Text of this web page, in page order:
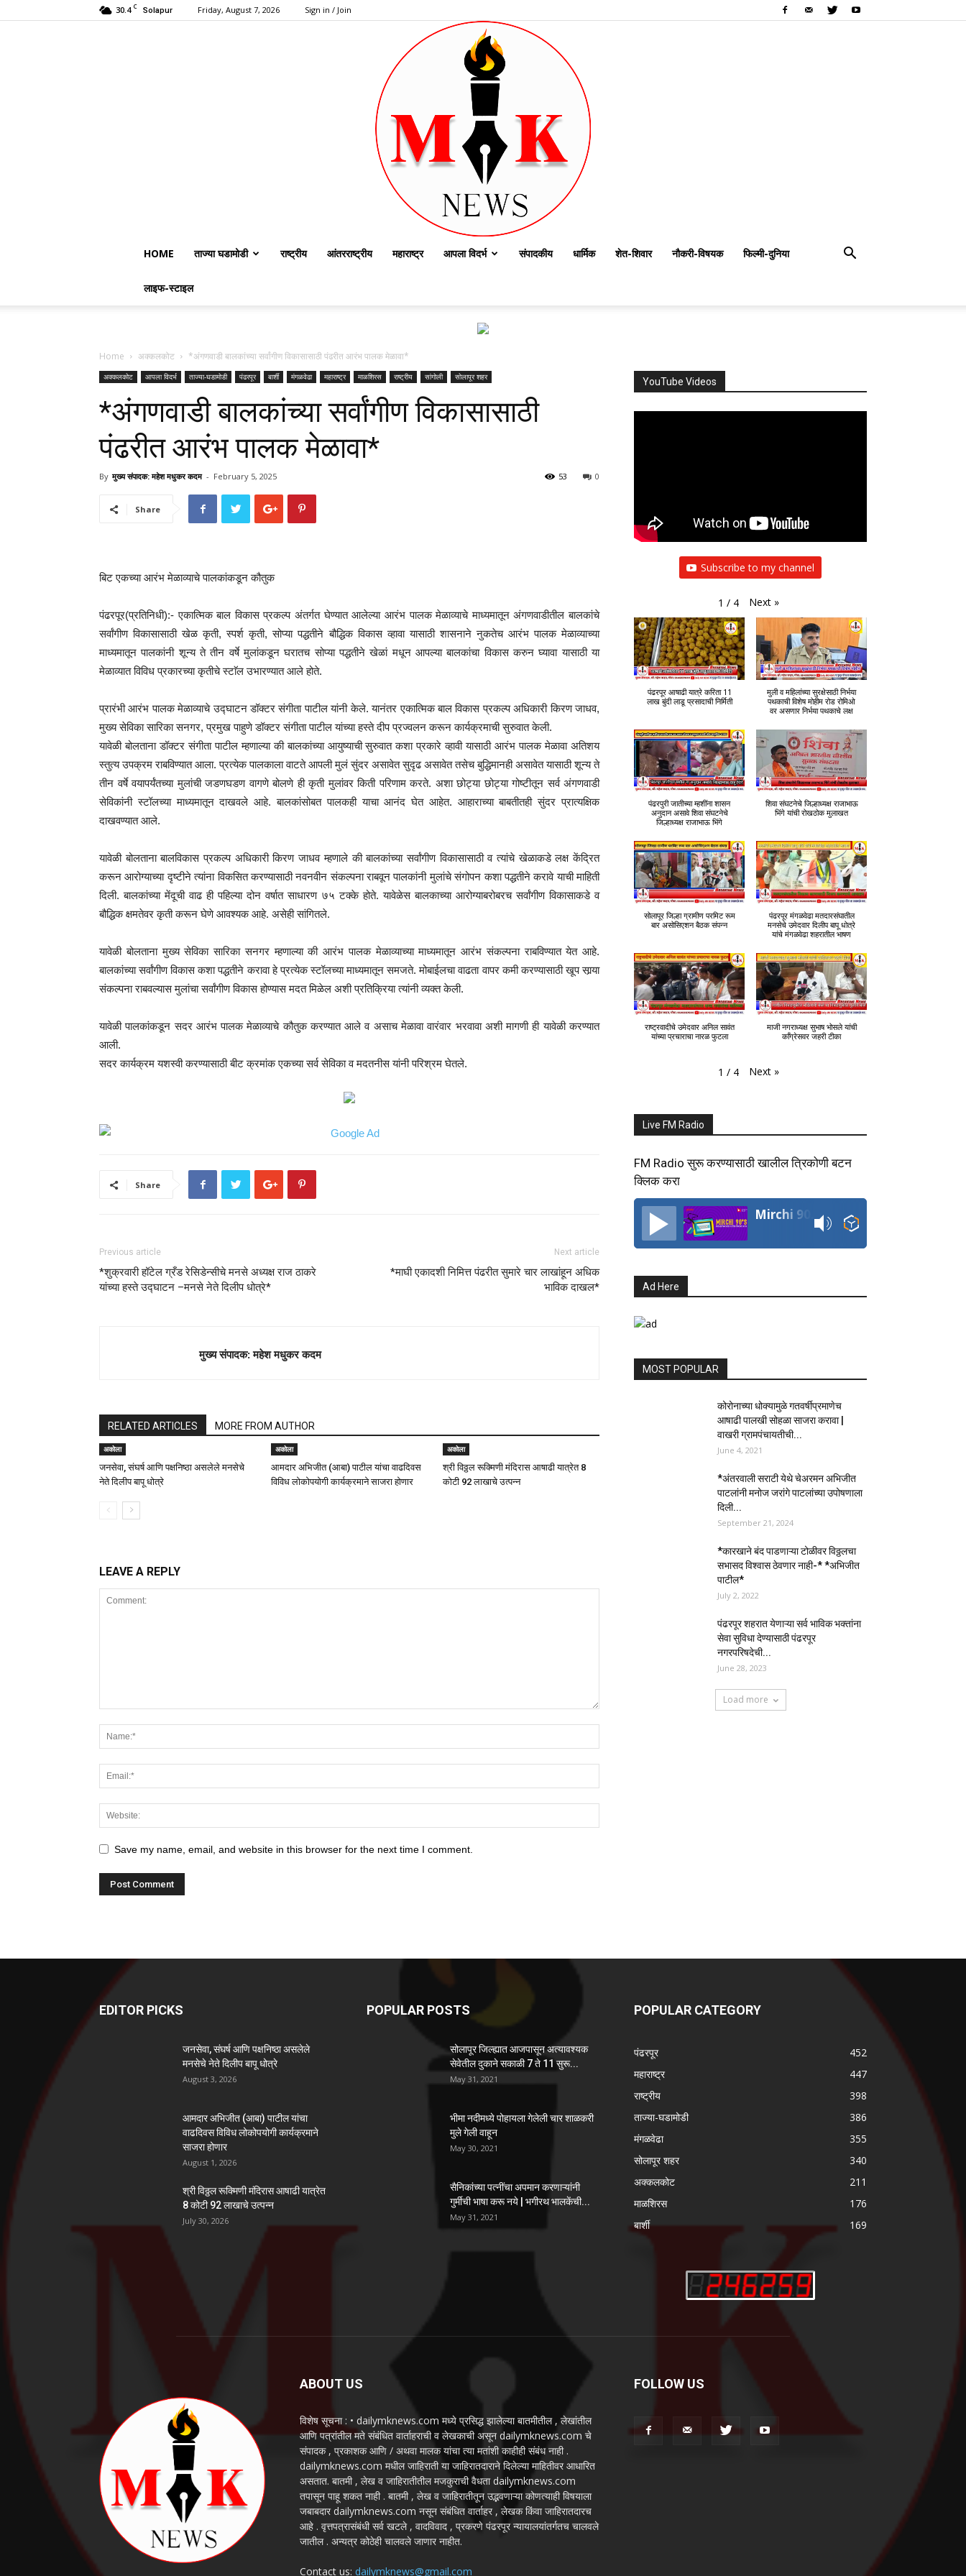
30.4 C Solapur Friday, August 7, 2026 Sign in / Join
HOME ताज्या घडामोडी राष्ट्रीय आंतरराष्ट्रीय महाराष्ट्र आपला विदर्भ संपादकीय धार्मिक शेत-शिवार नौकरी-विषयक फिल्मी-दुनिया
लाइफ-स्टाइल
Home अक्कलकोट *अंगणवाडी बालकांच्या सर्वांगीण विकासासाठी पंढरीत आरंभ पालक मेळावा*
अक्कलकोट आपला विदर्भ ताज्या-घडामोडी पंढरपूर बार्शी मंगळवेढा महाराष्ट्र माळशिरस राष्ट्रीय सांगोली सोलापूर शहर
*अंगणवाडी बालकांच्या सर्वांगीण विकासासाठी
पंढरीत आरंभ पालक मेळावा*
By मुख्य संपादक: महेश मधुकर कदम - February 5, 2025 0
53
Share
बिट एकच्या आरंभ मेळाव्याचे पालकांकडून कौतुक
पंढरपूर(प्रतिनिधी):- एकात्मिक बाल विकास प्रकल्प अंतर्गत घेण्यात आलेल्या आरंभ पालक मेळाव्याचे माध्यमातून अंगणवाडीतील बालकांचे
सर्वांगीण विकासासाठी खेळ कृती, स्पर्श कृती, सोप्या पद्धतीने बौद्धिक विकास व्हावा यासाठी शासनाने नुकतेच आरंभ पालक मेळाव्याच्या
माध्यमातून पालकांनी शून्य ते तीन वर्षे मुलांकडून घरातच सोप्या पद्धतीने खेळां मधून आपल्या बालकांचा विकास करुन घ्यावा यासाठी या
मेळाव्यात विविध प्रकारच्या कृतीचे स्टाॅल उभारण्यात आले होते.
प्रारंभी आरंभ पालक मेळाव्याचे उद्घाटन डॉक्टर संगीता पाटील यांनी केले. यानंतर एकात्मिक बाल विकास प्रकल्प अधिकारी किरण जाधव,
मुख्य सेविका सारिका सनगर, प्रमुख पाहुणे डॉक्टर संगीता पाटील यांच्या हस्ते दीप प्रज्वलन करून कार्यक्रमाची सुरुवात केली.
यावेळी बोलताना डॉक्टर संगीता पाटील म्हणाल्या की बालकांच्या आयुष्याची सुरुवात कशा प्रकारे व्हावी यासाठी आरंभ पालक मेळावा अतिशय
स्तुत्य उपक्रम राबविण्यात आला. प्रत्येक पालकाला वाटते आपली मुलं सुंदर असावेत सुदृढ असावेत तसेच बुद्धिमानही असावेत यासाठी शून्य ते
तीन वर्षे वयापर्यंतच्या मुलांची जडणघडण वागणे बोलणे ही कृती मुलांवर किती परिणाम करते. अशा छोट्या छोट्या गोष्टीतून सर्व अंगणवाडी
सेविकांनी स्टॉलच्या माध्यमातून दाखवले आहे. बालकांसोबत पालकही याचा आनंद घेत आहेत. आहाराच्या बाबतीतही सुंदर प्रात्यक्षिक
दाखवण्यात आले.
यावेळी बोलताना बालविकास प्रकल्प अधिकारी किरण जाधव म्हणाले की बालकांच्या सर्वांगीण विकासासाठी व त्यांचे खेळाकडे लक्ष केंद्रित
करून आरोग्याच्या दृष्टीने त्यांना विकसित करण्यासाठी नवनवीन संकल्पना राबवून पालकांनी मुलांचे संगोपन कशा पद्धतीने करावे याची माहिती
दिली. बालकांच्या मेंदूची वाढ ही पहिल्या दोन वर्षात साधारण ७५ टक्के होते. यावेळेस बालकाच्या आरोग्याबरोबरच सर्वांगीण विकासाकडे व
बौद्धिक क्षमतेवर कृती करून घेणे आवश्यक आहे. असेही सांगितले.
यावेळी बोलताना मुख्य सेविका सारिका सनगर म्हणाल्या की आरंभ पालक मेळाव्याच्या माध्यमातून आरंभ संकल्पना राबविण्यात येत आहे.
बालकांच्या सर्वांगीण विकास कशा पद्धतीने करावा हे प्रत्येक स्टॉलच्या माध्यमातून समजते. मोबाईलचा वाढता वापर कमी करण्यासाठी खूप सार्‍या
संकल्पना राबवल्यास मुलांचा सर्वांगीण विकास होण्यास मदत मिळेल अशी प्रतिक्रिया त्यांनी व्यक्त केली.
यावेळी पालकांकडून सदर आरंभ पालक मेळाव्याचे कौतुक करण्यात आले व असाच मेळावा वारंवार भरवावा अशी मागणी ही यावेळी करण्यात
आली.
सदर कार्यक्रम यशस्वी करण्यासाठी बीट क्रमांक एकच्या सर्व सेविका व मदतनीस यांनी परिश्रम घेतले.
Share
Previous article
*शुक्रवारी हॉटेल ग्रँड रेसिडेन्सीचे मनसे अध्यक्ष राज ठाकरे
यांच्या हस्ते उद्घाटन –मनसे नेते दिलीप धोत्रे*
Next article
*माघी एकादशी निमित्त पंढरीत सुमारे चार लाखांहून अधिक
भाविक दाखल*
मुख्य संपादक: महेश मधुकर कदम
RELATED ARTICLES MORE FROM AUTHOR
अकोला
जनसेवा, संघर्ष आणि पक्षनिष्ठा असलेले मनसेचे
नेते दिलीप बापू धोत्रे
अकोला
आमदार अभिजीत (आबा) पाटील यांचा वाढदिवस
विविध लोकोपयोगी कार्यक्रमाने साजरा होणार
अकोला
श्री विठ्ठल रूक्मिणी मंदिरास आषाढी यात्रेत 8
कोटी 92 लाखाचे उत्पन्न
LEAVE A REPLY
Save my name, email, and website in this browser for the next time I comment.
YouTube Videos
Subscribe to my channel
1 / 4 Next »
पंढरपूर आषाढी यात्रे करिता 11
लाख बुंदी लाडू प्रसादाची निर्मिती
मुली व महिलांच्या सुरक्षेसाठी निर्भया
पथकाची विशेष मोहीम रोड रोमिओ
वर असणार निर्भया पथकाचे लक्ष
पंढरपुरी जातीच्या म्हशींना शासन
अनुदान असावे शिवा संघटनेचे
जिल्हाध्यक्ष राजाभाऊ भिंगे
शिवा संघटनेचे जिल्हाध्यक्ष राजाभाऊ
भिंगे यांची रोखठोक मुलाखत
सोलापूर जिल्हा ग्रामीण परमिट रूम
बार असोसिएशन बैठक संपन्न
पंढरपूर मंगळवेढा मतदारसंघातील
मनसेचे उमेदवार दिलीप बापू धोत्रे
यांचे मंगळवेढा शहरातील भाषण
राष्ट्रवादीचे उमेदवार अनिल सावंत
यांच्या प्रचाराचा नारळ फुटला
माजी नगराध्यक्ष सुभाष भोसले यांची
काँग्रेसवर जहरी टीका
1 / 4 Next »
Live FM Radio
FM Radio सुरू करण्यासाठी खालील त्रिकोणी बटन
क्लिक करा
Mirchi 90's Radio
Ad Here
MOST POPULAR
कोरोनाच्या धोक्यामुळे गतवर्षीप्रमाणेच
आषाढी पालखी सोहळा साजरा करावा |
वाखरी ग्रामपंचायतीची...
June 4, 2021
*अंतरवाली सराटी येथे चेअरमन अभिजीत
पाटलांनी मनोज जरांगे पाटलांच्या उपोषणाला
दिली...
September 21, 2024
*कारखाने बंद पाडणाऱ्या टोळीवर विठ्ठलचा
सभासद विश्वास ठेवणार नाही-* *अभिजीत
पाटील*
July 2, 2022
पंढरपूर शहरात येणाऱ्या सर्व भाविक भक्तांना
सेवा सुविधा देण्यासाठी पंढरपूर
नगरपरिषदेची...
June 28, 2023
Load more
EDITOR PICKS
जनसेवा, संघर्ष आणि पक्षनिष्ठा असलेले
मनसेचे नेते दिलीप बापू धोत्रे
August 3, 2026
आमदार अभिजीत (आबा) पाटील यांचा
वाढदिवस विविध लोकोपयोगी कार्यक्रमाने
साजरा होणार
August 1, 2026
श्री विठ्ठल रूक्मिणी मंदिरास आषाढी यात्रेत
8 कोटी 92 लाखाचे उत्पन्न
July 30, 2026
POPULAR POSTS
सोलापूर जिल्ह्यात आजपासून अत्यावश्यक
सेवेतील दुकाने सकाळी 7 ते 11 सुरू...
May 31, 2021
भीमा नदीमध्ये पोहायला गेलेली चार शाळकरी
मुले गेली वाहून
May 30, 2021
सैनिकांच्या पत्नींचा अपमान करणाऱ्यांनी
गुर्मीची भाषा करू नये | भगीरथ भालकेंची...
May 31, 2021
POPULAR CATEGORY
पंढरपूर
452
महाराष्ट्र
447
राष्ट्रीय
398
ताज्या-घडामोडी
386
मंगळवेढा
355
सोलापूर शहर
340
अक्कलकोट
211
माळशिरस
176
बार्शी
169
ABOUT US
विशेष सूचना : • dailymknews.com मध्ये प्रसिद्ध झालेल्या बातमीतील , लेखांतील
आणि पत्रांतील मते संबंधित वार्ताहराची व लेखकाची असून dailymknews.com चे
संपादक , प्रकाशक आणि / अथवा मालक यांचा त्या मतांशी काहीही संबंध नाही .
dailymknews.com मधील जाहिराती या जाहिरातदाराने दिलेल्या माहितीवर आधारित
असतात. बातमी , लेख व जाहिरातीतील मजकुराची वैधता dailymknews.com
तपासून पाहू शकत नाही . बातमी , लेख व जाहिरातीतून उद्भवणाऱ्या कोणत्याही विषयाला
जबाबदार dailymknews.com नसून संबंधित वार्ताहर , लेखक किंवा जाहिरातदारच
आहे . वृत्तपत्रासंबंधी सर्व खटले , वादविवाद , प्रकरणे पंढरपूर न्यायालयांतर्गतच चालवले
जातील . अन्यत्र कोठेही चालवले जाणार नाहीत.
Contact us: dailymknews@gmail.com
FOLLOW US